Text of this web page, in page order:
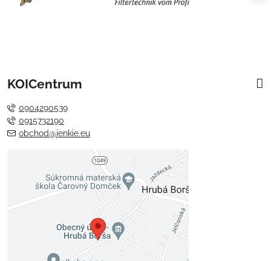
KOICentrum
0904290539
0915732190
obchod@jenkie.eu
Externý obsah je blokovaný
Voľbami súkromia
Prajete si načítať externý obsah?
Povoliť tentokrát